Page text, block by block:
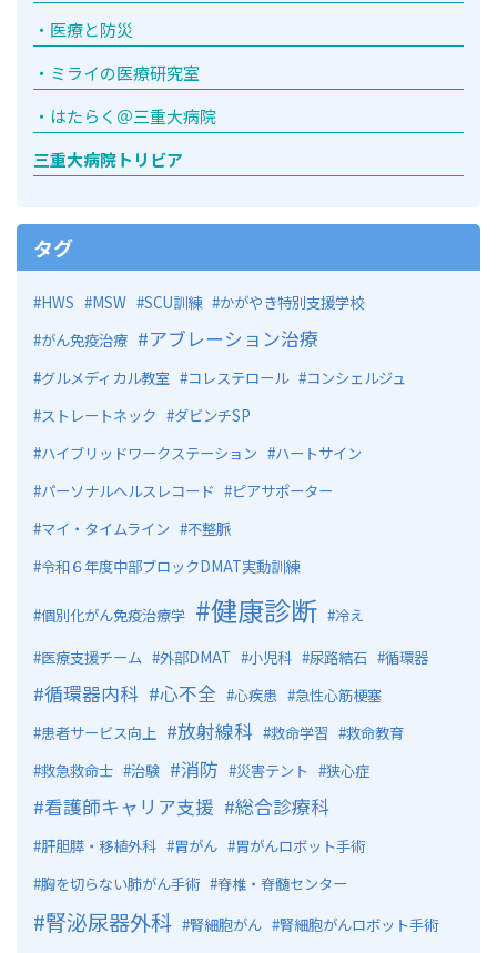
医療と防災
ミライの医療研究室
はたらく＠三重大病院
三重大病院トリビア
タグ
HWS MSW SCU訓練
かがやき特別支援学校
がん免疫治療
アブレーション治療
グルメディカル教室 コレステロール
コンシェルジュ
ストレートネック
ダビンチSP
ハイブリッドワークステーション
ハートサイン
パーソナルヘルスレコード
ピアサポーター
マイ・タイムライン
不整脈
令和６年度中部ブロックDMAT実動訓練
個別化がん免疫治療学 健康診断
冷え
医療支援チーム
外部DMAT 小児科 尿路結石 循環器
循環器内科 心不全 心疾患
急性心筋梗塞
患者サービス向上
放射線科 救命学習
救命教育
救急救命士
治験 消防 災害テント 狭心症
看護師キャリア支援 総合診療科
肝胆膵・移植外科 胃がん
胃がんロボット手術
胸を切らない肺がん手術
脊椎・脊髄センター
腎泌尿器外科 腎細胞がん 腎細胞がんロボット手術